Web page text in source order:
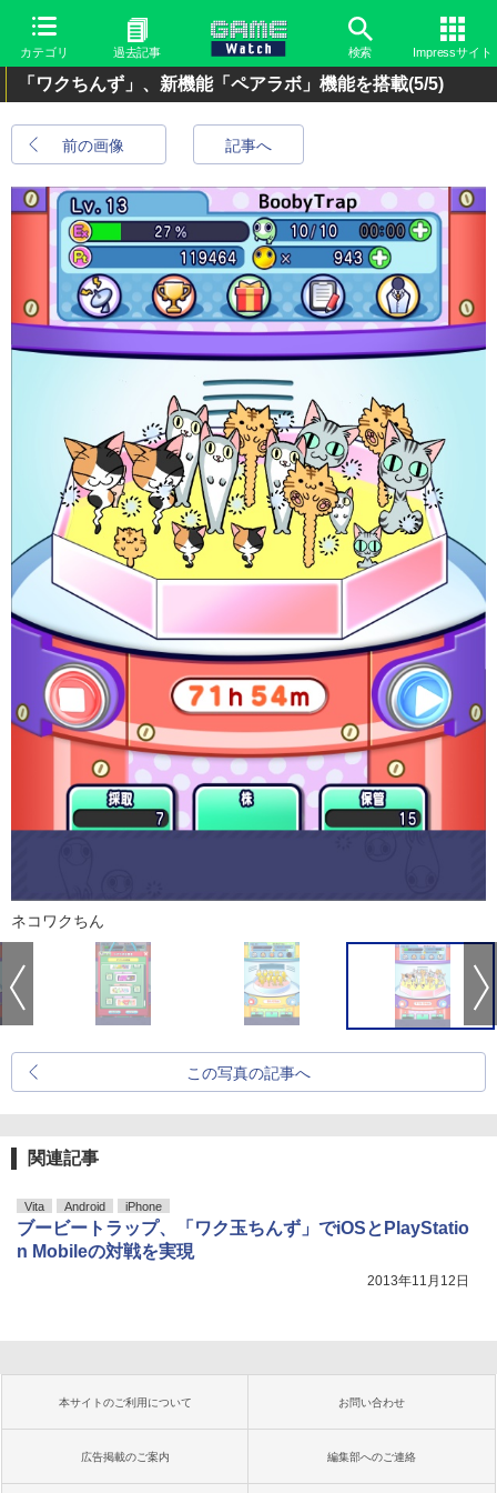
カテゴリ 過去記事 検索 Impressサイト
「ワクちんず」、新機能「ペアラボ」機能を搭載(5/5)
前の画像 記事へ
ネコワクちん
この写真の記事へ
関連記事
Vita Android iPhone
ブービートラップ、「ワク玉ちんず」でiOSとPlayStatio
n Mobileの対戦を実現
2013年11月12日
本サイトのご利用について お問い合わせ
広告掲載のご案内 編集部へのご連絡